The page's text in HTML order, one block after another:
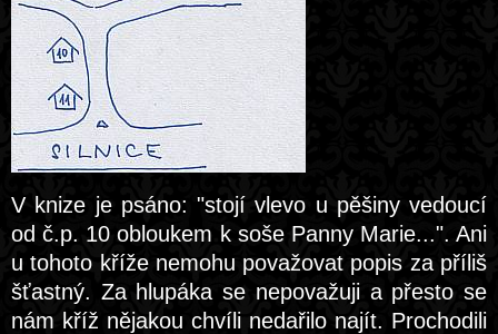
V knize je psáno: "stojí vlevo u pěšiny vedoucí
od č.p. 10 obloukem k soše Panny Marie...". Ani
u tohoto kříže nemohu považovat popis za příliš
šťastný. Za hlupáka se nepovažuji a přesto se
nám kříž nějakou chvíli nedařilo najít. Prochodili